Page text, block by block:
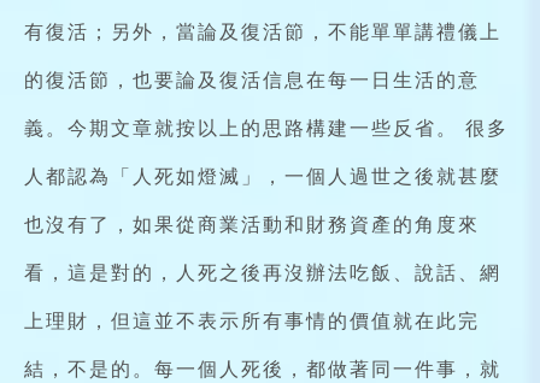
有復活；另外，當論及復活節，不能單單講禮儀上
的復活節，也要論及復活信息在每一日生活的意
義。今期文章就按以上的思路構建一些反省。 很多
人都認為「人死如燈滅」，一個人過世之後就甚麼
也沒有了，如果從商業活動和財務資產的角度來
看，這是對的，人死之後再沒辦法吃飯、說話、網
上理財，但這並不表示所有事情的價值就在此完
結，不是的。每一個人死後，都做著同一件事，就